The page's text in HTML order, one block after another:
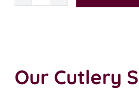
Royal
Our Cutlery